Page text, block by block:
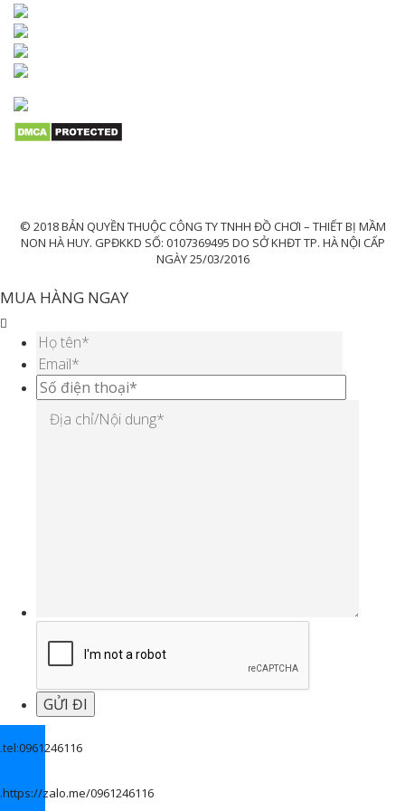
© 2018 BẢN QUYỀN THUỘC CÔNG TY TNHH ĐỒ CHƠI – THIẾT BỊ MẦM
NON HÀ HUY. GPĐKKD SỐ: 0107369495 DO SỞ KHĐT TP. HÀ NỘI CẤP
NGÀY 25/03/2016
MUA HÀNG NGAY
.tel:0961246116
.https://zalo.me/0961246116